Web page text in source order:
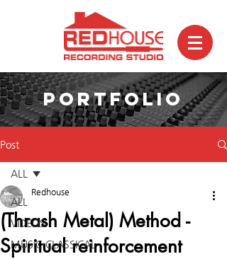
Post
ALL
VIDEOS
MUSIC-CLASSICAL
ALL
(Thrash Metal) Method -
Spiritual reinforcement
Redhouse
PORTFOLIO